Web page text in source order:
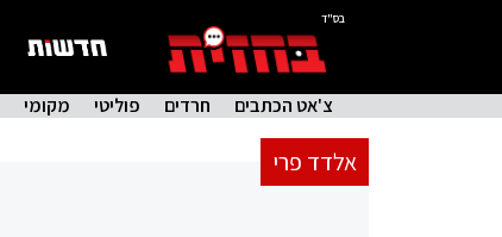
בס"ד
צ'אט הכתבים חרדים פוליטי מקומי
אלדד פרי